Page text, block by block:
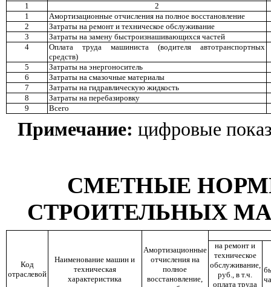
1
2
1
Амортизационные отчисления на полное восстановление
2
Затраты на ремонт и техническое обслуживание
3
Затраты на замену быстроизнашивающихся частей
4
Оплата труда машиниста (водителя автотранспортных
средств)
5
Затраты на энергоноситель
6
Затраты на смазочные материалы
7
Затраты на гидравлическую жидкость
8
Затраты на перебазировку
9
Всего
Примечание: цифровые
СМЕТНЫЕ
СТРОИТЕЛЬНЫХ
Код
отраслевой
Наименование машин и
техническая
характеристика
Амортизационные
отчисления на
полное
восстановление,
на ремонт и
техническое
обслуживание,
руб., в т.ч.
оплата труда